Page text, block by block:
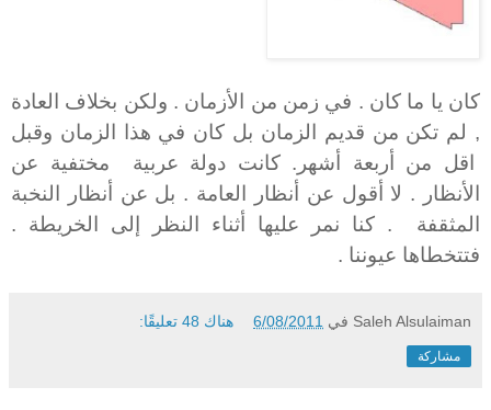
كان يا ما كان . في زمن من الأزمان . ولكن بخلاف العادة
, لم تكن من قديم الزمان بل كان في هذا الزمان وقبل
اقل من أربعة أشهر. كانت دولة عربية مختفية عن
الأنظار . لا أقول عن أنظار العامة . بل عن أنظار النخبة
المثقفة . كنا نمر عليها أثناء النظر إلى الخريطة .
فتتخطاها عيوننا .
Saleh Alsulaiman في 6/08/2011 هناك 48 تعليقًا:
مشاركة